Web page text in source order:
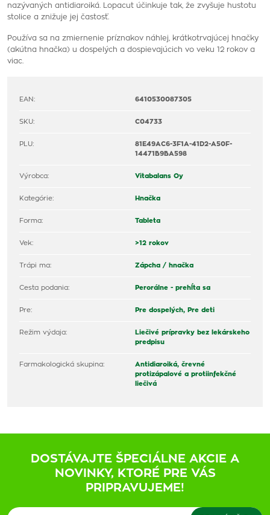
nazývaných antidiaroiká. Lopacut účinkuje tak, že zvyšuje hustotu
stolice a znižuje jej častosť.
Používa sa na zmiernenie príznakov náhlej, krátkotrvajúcej hnačky
(akútna hnačka) u dospelých a dospievajúcich vo veku 12 rokov a
viac.
EAN: 6410530087305
SKU: C04733
PLU:
81E49AC6-3F1A-41D2-A50F-
14471B9BA598
Výrobca: Vitabalans Oy
Kategórie: Hnačka
Forma: Tableta
Vek: >12 rokov
Trápi ma: Zápcha / hnačka
Cesta podania: Perorálne - prehĺta sa
Pre: Pre dospelých, Pre deti
Režim výdaja:
Liečivé prípravky bez lekárskeho
predpisu
Farmakologická skupina:
Antidiaroiká, črevné
protizápalové a protiinfekčné
liečivá
DOSTÁVAJTE ŠPECIÁLNE AKCIE A
NOVINKY, KTORÉ PRE VÁS
PRIPRAVUJEME!